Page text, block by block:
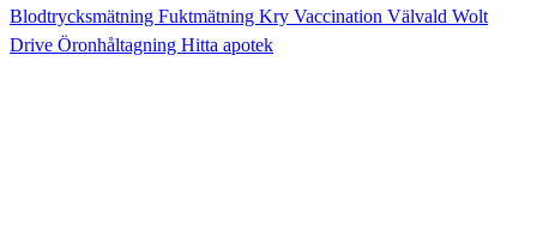
Blodtrycksmätning Fuktmätning Kry Vaccination Välvald Wolt
Drive Öronhåltagning Hitta apotek